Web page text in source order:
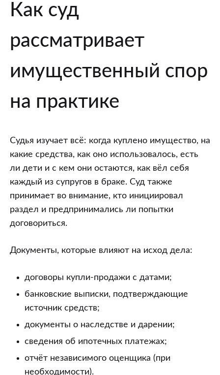
Как суд
рассматривает
имущественный спор
на практике
Судья изучает всё: когда куплено имущество, на
какие средства, как оно использовалось, есть
ли дети и с кем они остаются, как вёл себя
каждый из супругов в браке. Суд также
принимает во внимание, кто инициировал
раздел и предпринимались ли попытки
договориться.
Документы, которые влияют на исход дела:
договоры купли-продажи с датами;
банковские выписки, подтверждающие
источник средств;
документы о наследстве и дарении;
сведения об ипотечных платежах;
отчёт независимого оценщика (при
необходимости).